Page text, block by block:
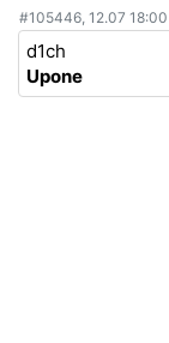
#105446, 12.07 18:00
d1ch
Upone